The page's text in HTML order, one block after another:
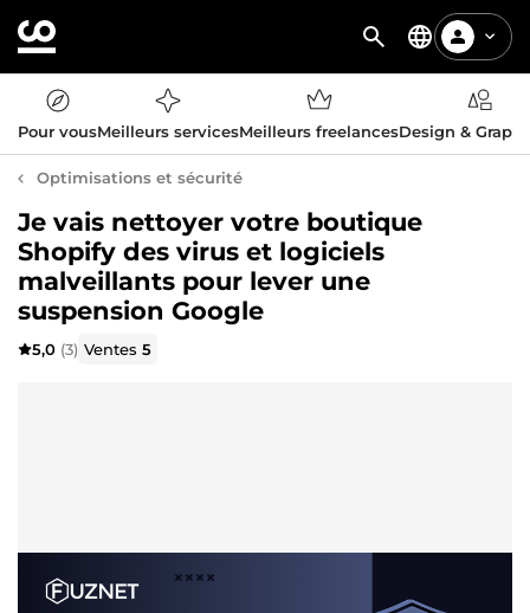
Pour vousMeilleurs servicesMeilleurs freelancesDesign &
Optimisations et sécurité
Je vais nettoyer votre boutique
Shopify des virus et logiciels
malveillants pour lever une
suspension Google
5,0 (3) Ventes5